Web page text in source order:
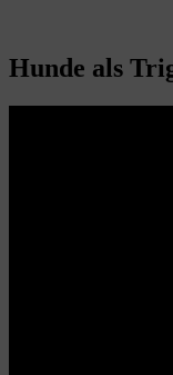
Hunde als